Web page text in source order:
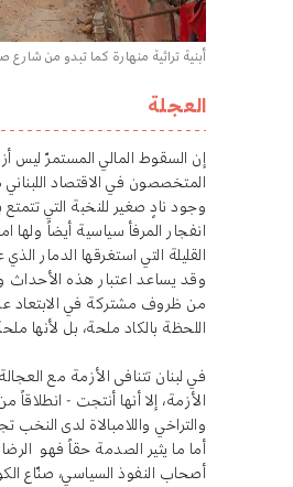
أبنية تراثية منهارة كما تبدو من شارع
العجلة
إن السقوط المالي المستمرّ ليس
المتخصصون في الاقتصاد اللبناني
وجود نادٍ صغير للنخبة التي
انفجار المرفأ سياسية أيضاً ولها
القليلة التي استغرقها الدمار
وقد يساعد اعتبار هذه الأحداث
من ظروف مشتركة في الابتعاد
اللحظة بالكاد ملحة، بل لأنها
في لبنان تتنافى الأزمة مع
الأزمة، إلا أنها أنتجت -
والتراخي واللامبالاة لدى النخب
أما ما يثير الصدمة حقاً فهو
أصحاب النفوذ السياسي، صنّاع